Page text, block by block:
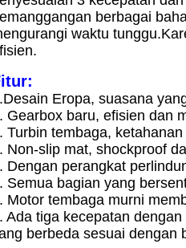
berbagai
waktu
Eropa, suasana
Gearbox baru, efisien dan
Turbin tembaga,
Non-slip mat, shockproof
Dengan perangkat
Semua bagian yang
Motor tembaga murni
Ada tiga kecepatan
berbeda sesuai dengan